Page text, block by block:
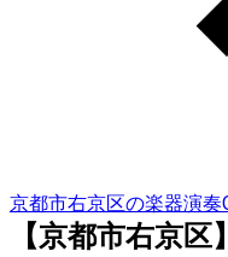
京都市右京区の楽器演奏
【京都市右京